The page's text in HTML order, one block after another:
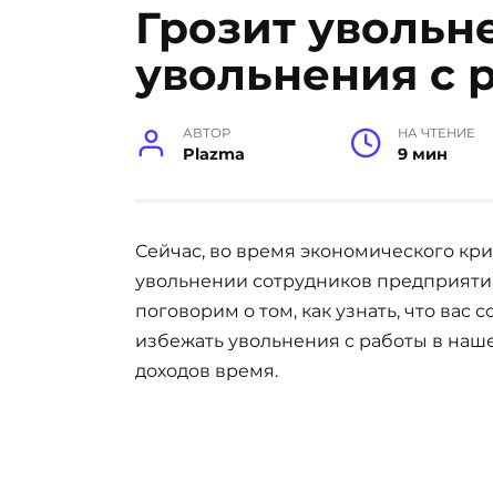
Грозит
увольнения с
АВТОР
Plazma
НА ЧТЕНИЕ
9 мин
Сейчас, во время экономического
увольнении сотрудников
поговорим о том, как узнать, что вас
избежать увольнения с работы в
доходов время.